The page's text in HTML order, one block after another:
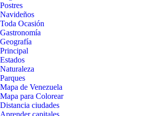
Postres
Navideños
Toda Ocasión
Gastronomía
Geografía
Principal
Estados
Naturaleza
Parques
Mapa de Venezuela
Mapa para Colorear
Distancia ciudades
Aprender capitales